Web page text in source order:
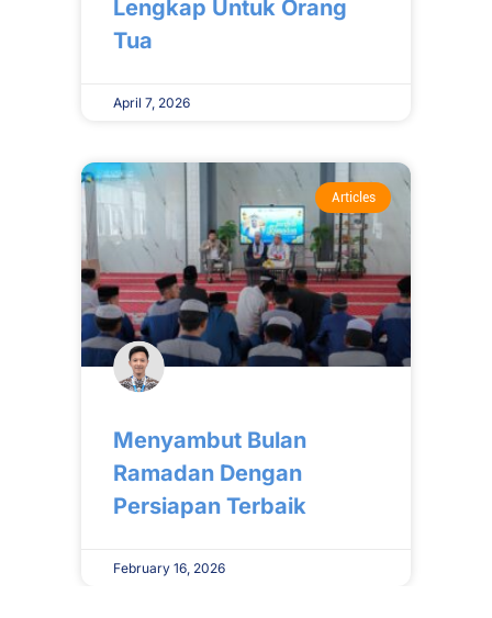
Lengkap Untuk Orang
Tua
April 7, 2026
Articles
Menyambut Bulan
Ramadan Dengan
Persiapan Terbaik
February 16, 2026